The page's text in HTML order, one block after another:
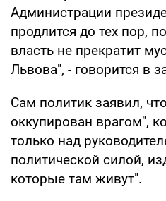
Администрации
продлится до тех пор,
власть не прекратит
Львова", - говорится в
Сам политик заявил,
оккупирован врагом",
только над
политической силой,
которые там живут".